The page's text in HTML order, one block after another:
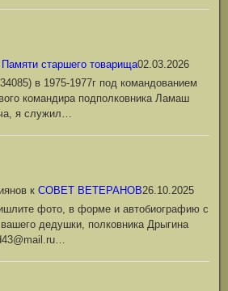
Памяти старшего товарища02.03.2026
в 1975-1977г под командованием
командира подполковника Ламаш
я служил…
к СОВЕТ ВЕТЕРАНОВ26.10.2025
фото, в форме и автобиографию с
дедушки, полковника Дрыгина